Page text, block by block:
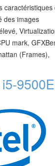
caractéristiques
des images
mark,
(Frames),
9500E